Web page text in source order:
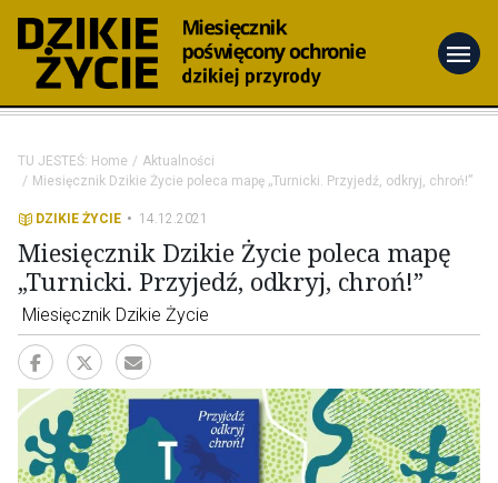
menu
TU JESTEŚ: Home
Aktualności
Miesięcznik Dzikie Życie poleca mapę „Turnicki. Przyjedź, odkryj, chroń!”
DZIKIE ŻYCIE 14.12.2021
Miesięcznik Dzikie Życie poleca mapę
„Turnicki. Przyjedź, odkryj, chroń!”
Miesięcznik Dzikie Życie